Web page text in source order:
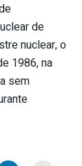
de
nuclear, o
1986, na
sem